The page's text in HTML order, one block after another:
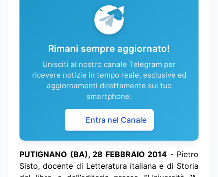
Rimani sempre aggiornato!
Unisciti al nostro canale Telegram per
ricevere notizie in tempo reale, esclusive ed
aggiornamenti direttamente sul tuo
smartphone.
Entra nel Canale
PUTIGNANO (BA), 28 FEBBRAIO 2014 - Pietro
Sisto, docente di Letteratura italiana e di Storia